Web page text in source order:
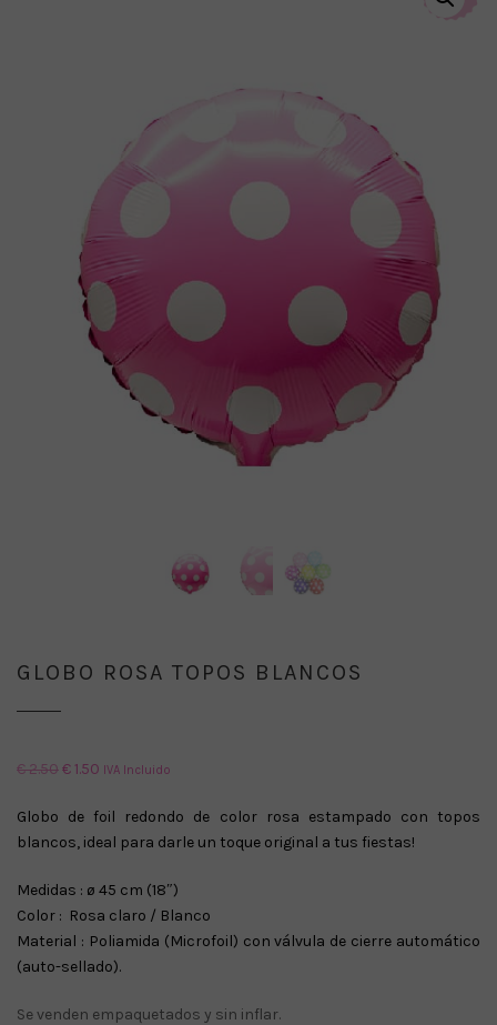
GLOBO ROSA TOPOS BLANCOS
€2.50El
original
era:
€1.50 El
actual
es:
IVA Incluido
Globo de foil redondo de color rosa estampado con topos
blancos, ideal para darle un toque original a tus fiestas!
Medidas : ø 45 cm (18″)
Color : Rosa claro / Blanco
Material : Poliamida (Microfoil) con válvula de cierre automático
(auto-sellado).
Se venden empaquetados y sin inflar.